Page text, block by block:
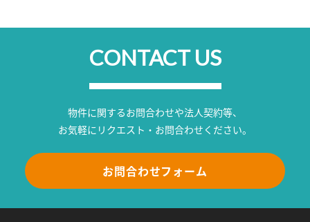
CONTACT US
物件に関するお問合わせや法人契約等、
お気軽にリクエスト・お問合わせください。
お問合わせフォーム